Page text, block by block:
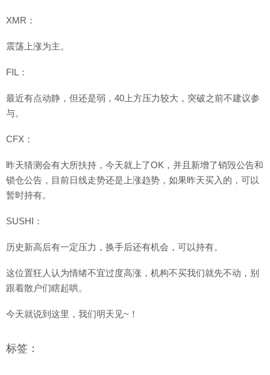
XMR：
震荡上涨为主。
FIL：
最近有点动静，但还是弱，40上方压力较大，突破之前不建议参
与。
CFX：
昨天猜测会有大所扶持，今天就上了OK，并且新增了销毁公告和
锁仓公告，目前日线走势还是上涨趋势，如果昨天买入的，可以
暂时持有。
SUSHI：
历史新高后有一定压力，换手后还有机会，可以持有。
这位置狂人认为情绪不宜过度高涨，机构不买我们就先不动，别
跟着散户们瞎起哄。
今天就说到这里，我们明天见~！
标签：